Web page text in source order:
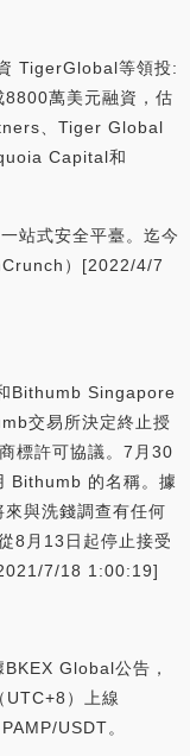
TigerGlobal等領投:
萬美元融資，估
、Tiger Global
Capital和
站式安全平臺。迄今
）[2022/4/7
Bithumb Singapore
交易所決定終止授
標許可協議。7月30
Bithumb 的名稱。據
與洗錢調查有任何
8月13日起停止接受
7/18 1:00:19]
Global公告，
）上線
USDT。